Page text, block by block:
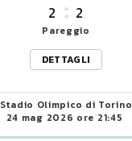
2 2
Pareggio
DETTAGLI
Stadio Olimpico di Torino
24 mag 2026 ore 21:45